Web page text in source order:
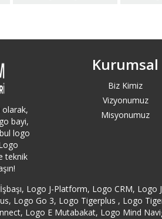
olarak,
bayi,
logo
teknik
Kurumsal
Biz Kimiz
Vizyonumuz
Misyonumuz
Logo J-Platform, Logo CRM,
Logo Go 3, Logo Tigerplus , Logo
Logo E Mutabakat, Logo Mind